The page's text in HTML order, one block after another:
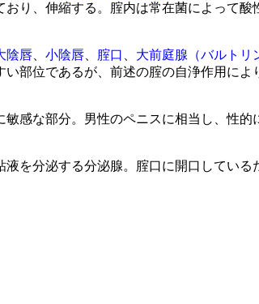
り、伸縮する。腟内は常在菌によって酸
陰唇 小陰唇 腟口 大前庭腺（バルトリ
部位であるが、前述の腟の自浄作用によ
感な部分。男性のペニスに相当し、性的
を分泌する分泌腺。腟口に開口している